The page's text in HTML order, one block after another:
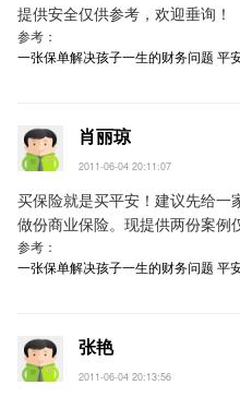
提供安全仅供参考，欢迎垂询！
参考：
一张保单解决孩子一生的财务问题 平
肖丽琼
2011-06-04 20:11:07
买保险就是买平安！建议先给一
做份商业保险。现提供两份案例
参考：
一张保单解决孩子一生的财务问题 平
张艳
2011-06-04 20:13:56